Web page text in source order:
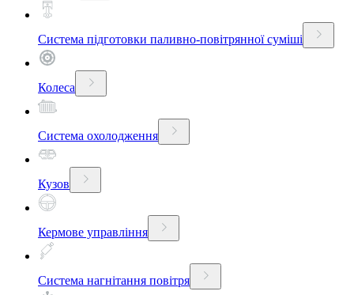
Система підготовки паливно-повітрянної суміші
Колеса
Система охолодження
Кузов
Кермове управління
Система нагнітання повітря